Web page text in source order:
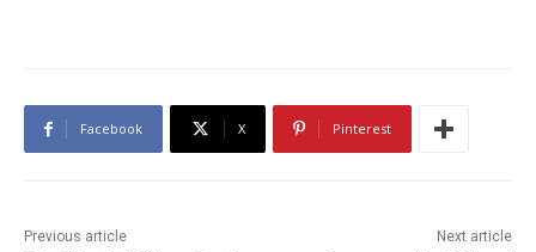
Facebook X Pinterest
Previous article Next article